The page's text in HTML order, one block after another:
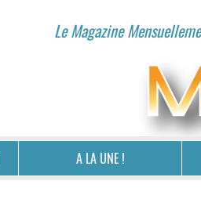
Le Magazine
A LA UNE !